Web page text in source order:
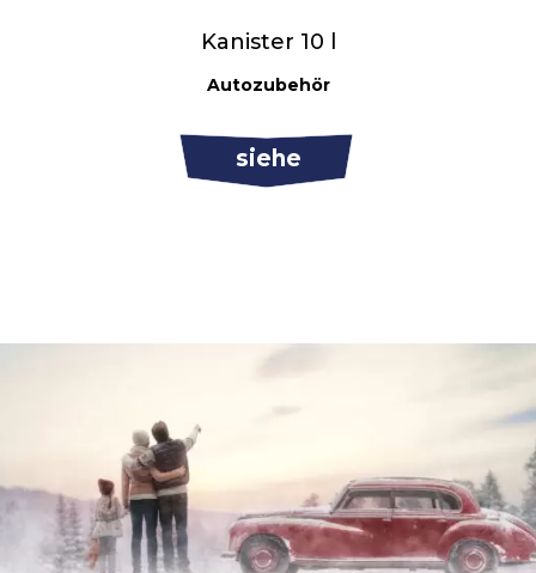
Kanister 10 l
Autozubehör
siehe